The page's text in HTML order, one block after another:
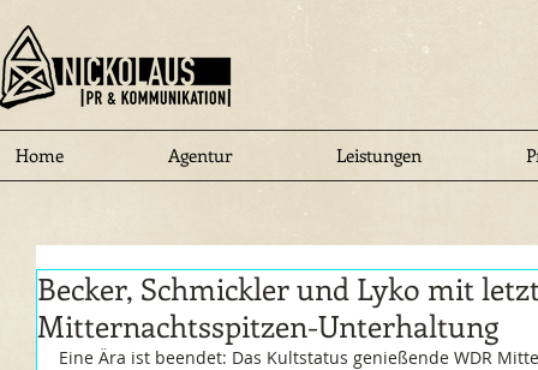
Home Agentur Leistungen
Becker, Schmickler und Lyko mit
Mitternachtsspitzen-Unterhaltung
Eine Ära ist beendet: Das Kultstatus genießende WDR